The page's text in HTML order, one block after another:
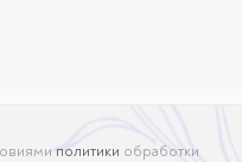
политики обработки